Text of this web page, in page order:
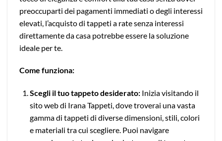
preoccuparti dei pagamenti immediati o degli interessi
elevati, l’acquisto di tappeti a rate senza interessi
direttamente da casa potrebbe essere la soluzione
ideale per te.
Come funziona:
Scegli il tuo tappeto desiderato:Inizia visitando il
sito web di Irana Tappeti, dove troverai una vasta
gamma di tappeti di diverse dimensioni, stili, colori
e materiali tra cui scegliere. Puoi navigare